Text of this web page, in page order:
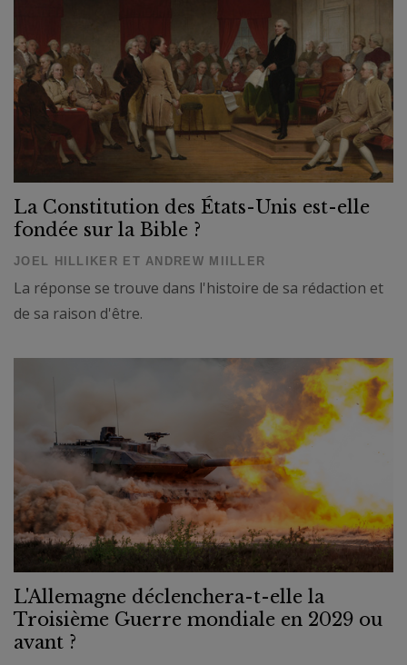
La Constitution des États-Unis est-elle
fondée sur la Bible ?
JOEL HILLIKER ET ANDREW MIILLER
La réponse se trouve dans l'histoire de sa rédaction et
de sa raison d'être.
L'Allemagne déclenchera-t-elle la
Troisième Guerre mondiale en 2029 ou
avant ?